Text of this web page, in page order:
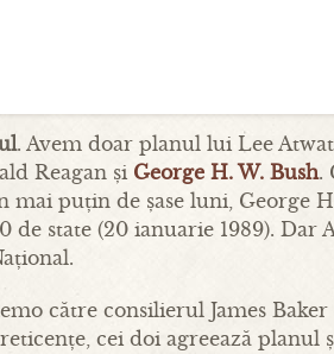
. Avem doar planul lui Lee
Reagan și George H. W. Bush.
puțin de șase luni, George
de state (20 ianuarie 1989).
către consilierul James
cei doi agreează